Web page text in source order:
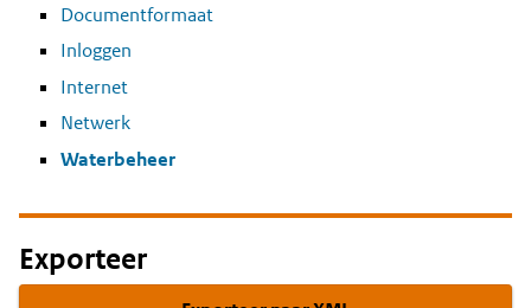
Documentformaat
Inloggen
Internet
Netwerk
Waterbeheer
Exporteer